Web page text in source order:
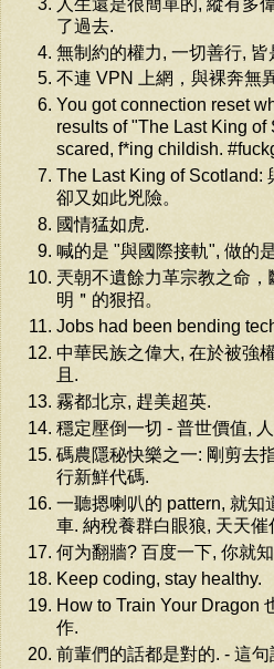
了過去.
無制約的權力, 一切善行,
不連 VPN 上網，與裸奔無異
You got connection reset
results of "The Last King
scared, f*ing childish.
The Last King of Scotland:
卻又如此兇險。
國情猛如虎.
喊的是 "與國際接軌", 做的
兲朝不遺餘力革宗教之命
明＂的狠招。
Jobs had been bending
中華民族之偉大, 在於被強
且.
霧都北京, 趕美超英.
穩定壓倒一切 - 普世價值,
碼農隱秘快樂之一: 剛剪去
行新鮮代碼.
一聽摁喇叭的 pattern, 就
車. 納稅養群白眼狼, 天天催
何为翻牆? 百度一下, 你就
Keep coding, stay healthy.
How to Train Your Dragon
作.
前輩們的話都是對的. - 這